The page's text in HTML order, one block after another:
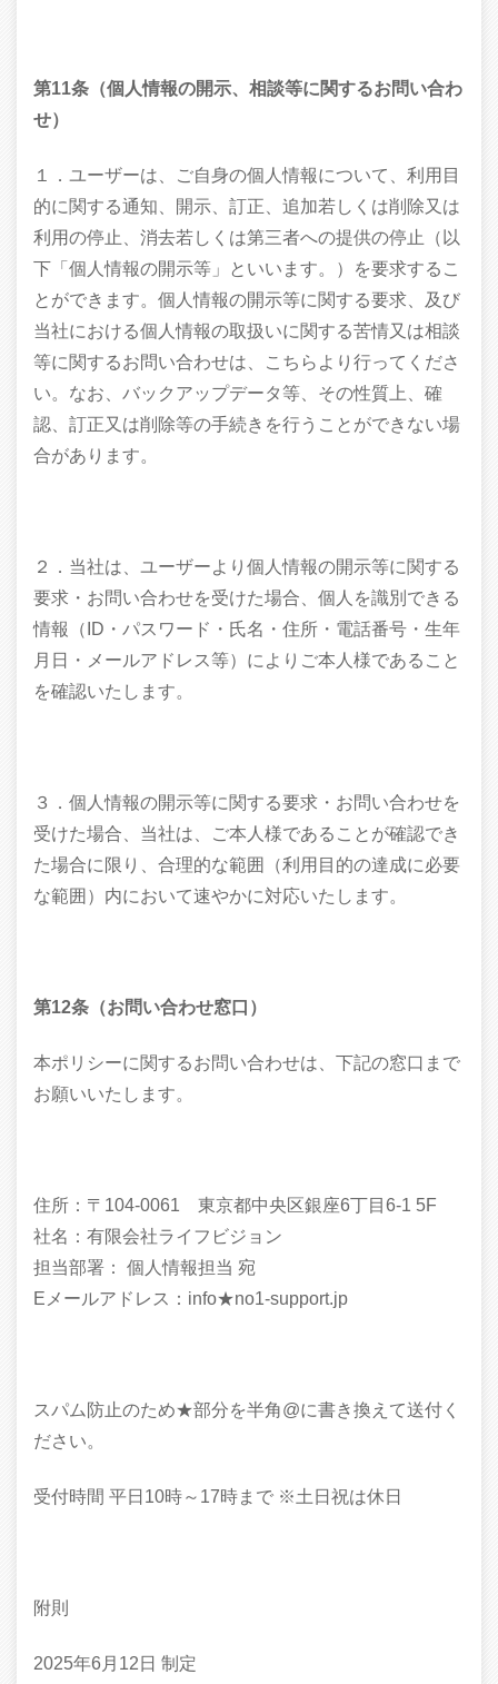
第11条（個人情報の開示、相談等に関するお問い合わ
せ）
１．ユーザーは、ご自身の個人情報について、利用目
的に関する通知、開示、訂正、追加若しくは削除又は
利用の停止、消去若しくは第三者への提供の停止（以
下「個人情報の開示等」といいます。）を要求するこ
とができます。個人情報の開示等に関する要求、及び
当社における個人情報の取扱いに関する苦情又は相談
等に関するお問い合わせは、こちらより行ってくださ
い。なお、バックアップデータ等、その性質上、確
認、訂正又は削除等の手続きを行うことができない場
合があります。
２．当社は、ユーザーより個人情報の開示等に関する
要求・お問い合わせを受けた場合、個人を識別できる
情報（ID・パスワード・氏名・住所・電話番号・生年
月日・メールアドレス等）によりご本人様であること
を確認いたします。
３．個人情報の開示等に関する要求・お問い合わせを
受けた場合、当社は、ご本人様であることが確認でき
た場合に限り、合理的な範囲（利用目的の達成に必要
な範囲）内において速やかに対応いたします。
第12条（お問い合わせ窓口）
本ポリシーに関するお問い合わせは、下記の窓口まで
お願いいたします。
住所：〒104-0061 東京都中央区銀座6丁目6‐1 5F
社名：有限会社ライフビジョン
担当部署： 個人情報担当 宛
Eメールアドレス：info★no1-support.jp
スパム防止のため★部分を半角@に書き換えて送付く
ださい。
受付時間 平日10時～17時まで ※土日祝は休日
附則
2025年6月12日 制定